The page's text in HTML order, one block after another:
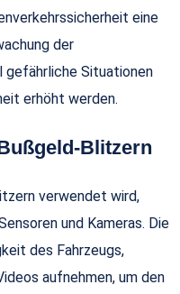
eine
der
gefährliche Situationen
erhöht werden.
Blitzern
verwendet wird,
und Kameras. Die
des Fahrzeugs,
aufnehmen, um den